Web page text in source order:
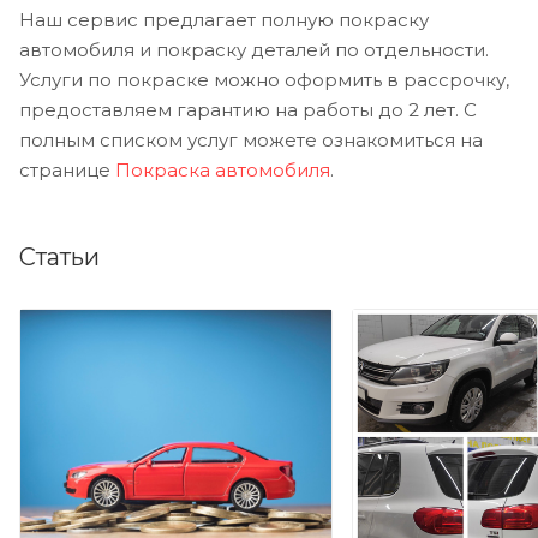
Наш сервис предлагает полную покраску
автомобиля и покраску деталей по отдельности.
Услуги по покраске можно оформить в рассрочку,
предоставляем гарантию на работы до 2 лет. С
полным списком услуг можете ознакомиться на
странице Покраска автомобиля.
Статьи